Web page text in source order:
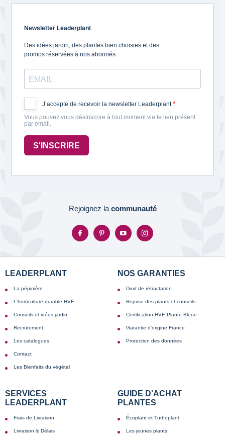
Newsletter Leaderplant
Des idées jardin, des plantes bien choisies et des
promos réservées à nos abonnés.
J’accepte de recevoir la newsletter Leaderplant.
Vous pouvez vous désinscrire à tout moment via le lien présent
par email.
S'INSCRIRE
Rejoignez la communauté
LEADERPLANT
La pépinière
L'horticulture durable HVE
Conseils et idées jardin
Recrutement
Les catalogues
Contact
Les Bienfaits du végétal
NOS GARANTIES
Droit de rétractation
Reprise des plants et conseils
Certification HVE Plante Bleue
Garantie d'origine France
Protection des données
SERVICES
LEADERPLANT
Frais de Livraison
Livraison & Délais
GUIDE D'ACHAT
PLANTES
Écoplant et Turboplant
Les jeunes plants